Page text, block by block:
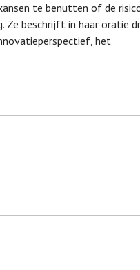
te benutten of de
Ze beschrijft in haar oratie
het